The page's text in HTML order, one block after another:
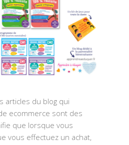
articles du blog qui
ecommerce sont des
que lorsque vous
vous effectuez un achat,